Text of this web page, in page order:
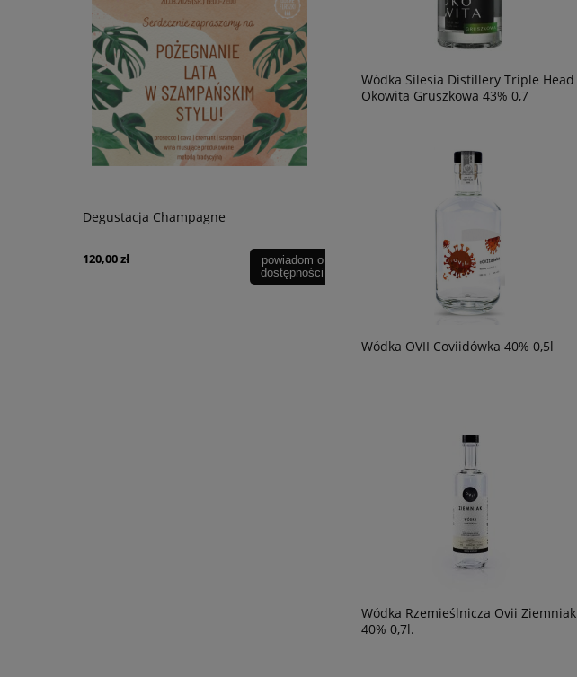
Degustacja Champagne
120,00 zł
powiadom o
dostępności
Wódka Silesia Distillery Triple Head
Okowita Gruszkowa 43% 0,7
Wódka OVII Coviidówka 40% 0,5l
Wódka Rzemieślnicza Ovii Ziemniak
40% 0,7l.